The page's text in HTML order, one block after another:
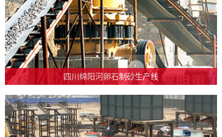
四川绵阳河卵石制砂生产线